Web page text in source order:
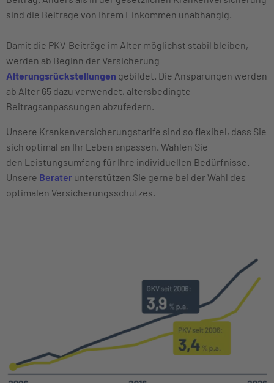
sind die Beiträge von Ihrem Einkommen unabhängig.
Damit die PKV-Beiträge im Alter möglichst stabil bleiben,
werden ab Beginn der Versicherung
Alterungsrückstellungen gebildet. Die Ansparungen werden
ab Alter 65 dazu verwendet, altersbedingte
Beitragsanpassungen abzufedern.
Unsere Krankenversicherungstarife sind so flexibel, dass Sie
sich optimal an Ihr Leben anpassen. Wählen Sie
den Leistungsumfang für Ihre individuellen Bedürfnisse.
Unsere Berater unterstützen Sie gerne bei der Wahl des
optimalen Versicherungsschutzes.